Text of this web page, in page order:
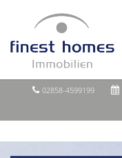
02858-4599199